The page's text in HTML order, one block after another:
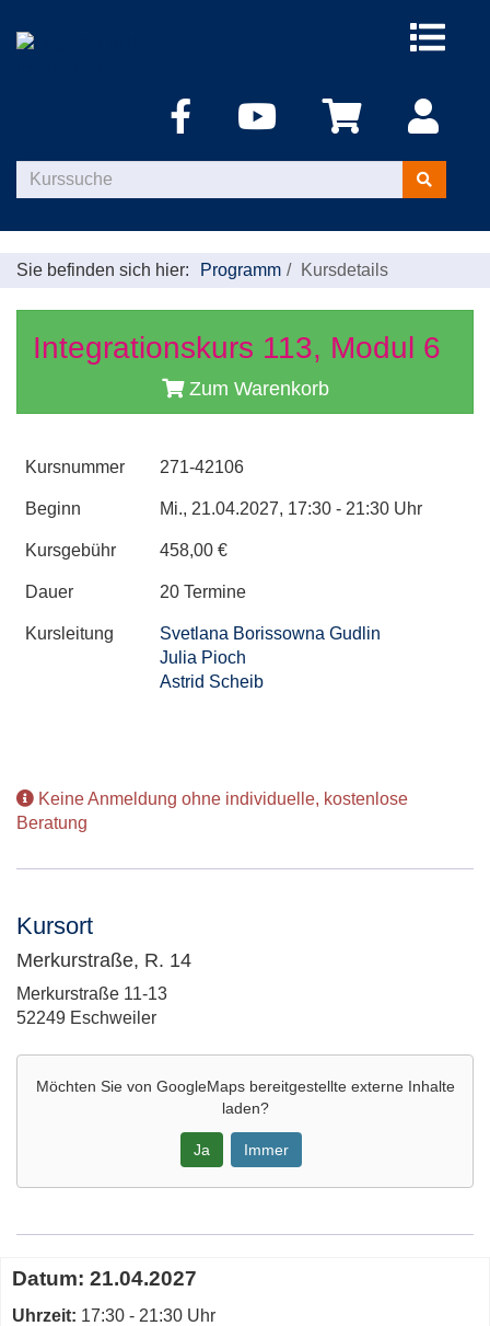
Menü
Kurse
suchen
Sie befinden sich hier: Programm Kursdetails
Integrationskurs 113, Modul 6
Zum Warenkorb
Kursnummer 271-42106
Beginn Mi., 21.04.2027, 17:30 - 21:30 Uhr
Kursgebühr 458,00 €
Dauer 20 Termine
Kursleitung
Svetlana Borissowna Gudlin
Julia Pioch
Astrid Scheib
Keine Anmeldung ohne individuelle, kostenlose
Beratung
Kursort
Merkurstraße, R. 14
Adresse:
Merkurstraße 11-13
52249 Eschweiler
Möchten Sie von GoogleMapsbereitgestellte externe Inhalte
laden?
Ja Immer
Maps
von
Merkurstraße,
Termine
zum
diesen
Datum: 21.04.2027
Uhrzeit: 17:30 - 21:30 Uhr